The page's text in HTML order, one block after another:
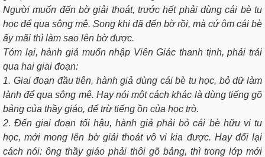
Người muốn đến bờ giải thoát, trước hết phải dùng cái bè tu
học để qua sông mê. Song khi đã đến bờ rồi, mà cứ ôm cái bè
ấy mãi thì làm sao lên bờ được.
Tóm lại, hành giả muốn nhập Viên Giác thanh tịnh, phải trải
qua hai giai đoạn:
1. Giai đoạn đầu tiên, hành giả dùng cái bè tu học, bỏ dữ làm
lành để qua sông mê. Hay nói một cách khác là dùng tiếng gõ
bảng của thầy giáo, để trừ tiếng ồn của học trò.
2. Ðến giai đoạn tối hậu, hành giả phải bỏ cái bè hữu vi tu
học, mới mong lên bờ giải thoát vô vi kia được. Hay đổi lại
cách nói: ông thầy giáo phải thôi gõ bảng, thì trong lớp mới